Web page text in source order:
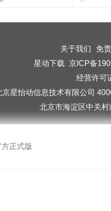
关于我们
免
星动下载 京ICP备
经营许可
京星怡动信息技术有限公司
北京市海淀区中关
正式版